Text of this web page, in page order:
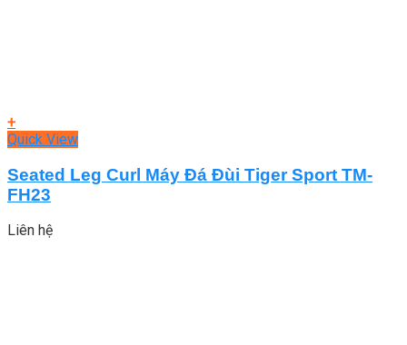
+
Quick View
Seated Leg Curl Máy Đá Đùi Tiger Sport TM-
FH23
Liên hệ